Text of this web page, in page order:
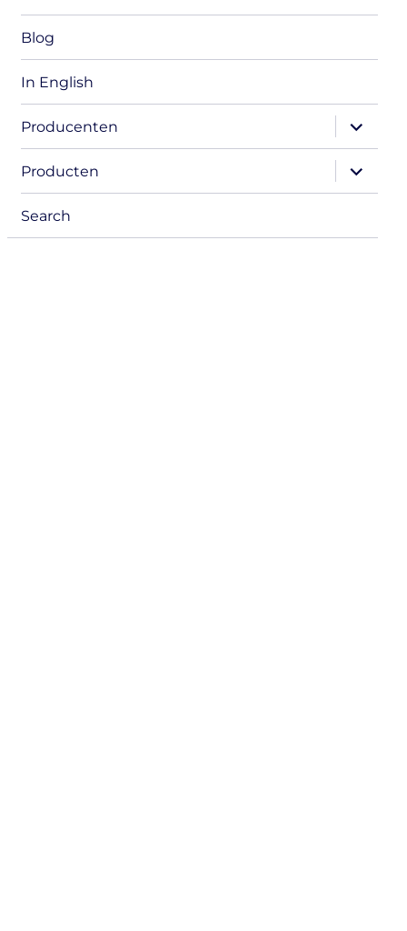
Blog
In English
Producenten
expand
child
menu
Producten
expand
child
menu
Search